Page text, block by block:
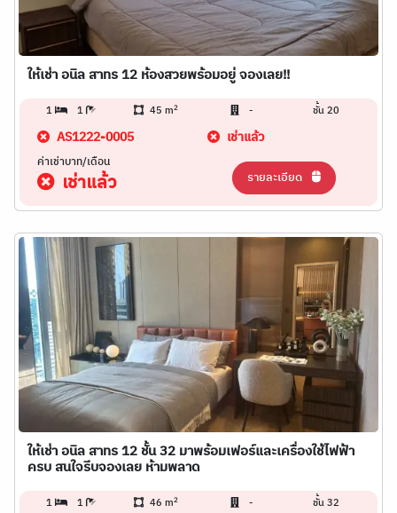
ให้เช่า อนิล สาทร 12 ห้องสวยพร้อมอยู่ จองเลย!!
1 1 45 m2 - ชั้น 20
AS1222-0005 เช่าแล้ว
ค่าเช่าบาท/เดือน
เช่าแล้ว รายละเอียด
ให้เช่า อนิล สาทร 12 ชั้น 32 มาพร้อมเฟอร์และเครื่องใช้ไฟฟ้า
ครบ สนใจรีบจองเลย ห้ามพลาด
1 1 46 m2 - ชั้น 32